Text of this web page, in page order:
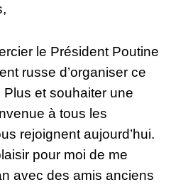
le Président Poutine
russe d’organiser ce
et souhaiter une
à tous les
rejoignent aujourd’hui.
pour moi de me
avec des amis anciens